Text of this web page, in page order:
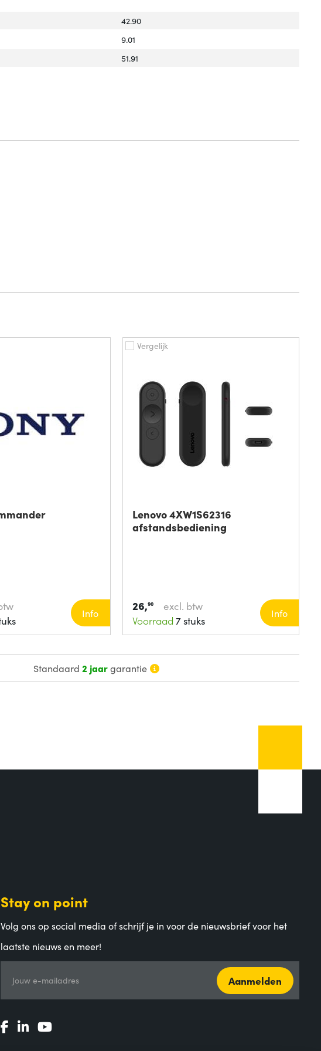
42.90
9.01
51.91
Info
Vergelijk
Lenovo 4XW1S62316
afstandsbediening
26,90
excl. btw
Voorraad 7 stuks
Info
Standaard2 jaargarantie
Stay on point
Volg ons op social media of schrijf je in voor de nieuwsbrief voor het
laatste nieuws en meer!
Jouw e-mailadres Aanmelden